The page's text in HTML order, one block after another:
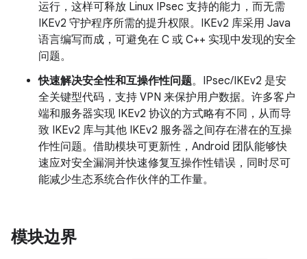
运行，这样可释放 Linux IPsec 支持的能力，而无需
IKEv2 守护程序所需的提升权限。IKEv2 库采用 Java
语言编写而成，可避免在 C 或 C++ 实现中发现的安全
问题。
快速解决安全性和互操作性问题。IPsec/IKEv2 是安
全关键型代码，支持 VPN 来保护用户数据。许多客户
端和服务器实现 IKEv2 协议的方式略有不同，从而导
致 IKEv2 库与其他 IKEv2 服务器之间存在潜在的互操
作性问题。借助模块可更新性，Android 团队能够快
速应对安全漏洞并快速修复互操作性错误，同时尽可
能减少生态系统合作伙伴的工作量。
模块边界